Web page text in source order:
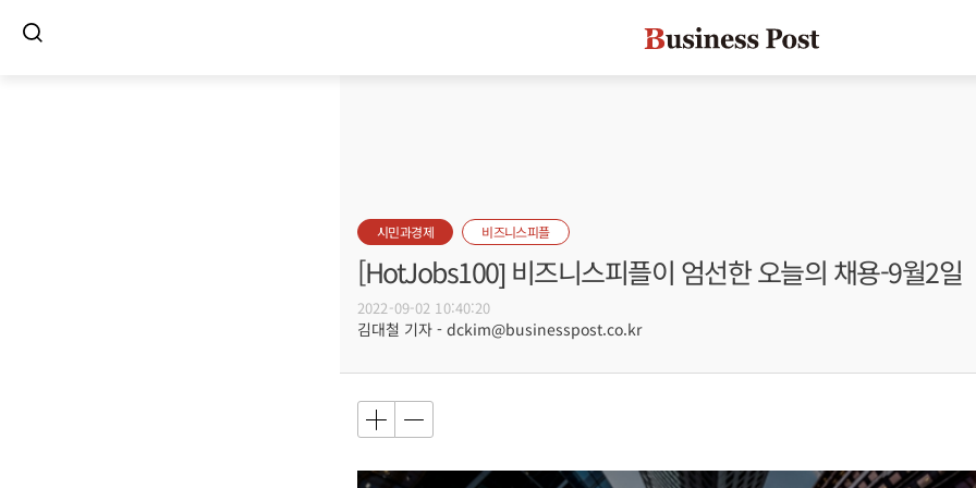
시민과경제 비즈니스피플
[HotJobs100] 비즈니스피플이 엄선한 오늘의 채용-9월2일
2022-09-02 10:40:20
김대철 기자 - dckim@businesspost.co.kr